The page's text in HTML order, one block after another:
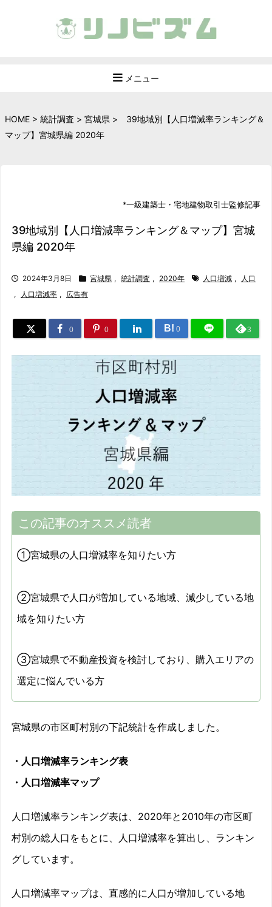
メニュー
HOME > 統計調査 > 宮城県 >
39地域別【人口増減率ランキング＆
マップ】宮城県編 2020年
*一級建築士 ・ 宅地建物取引士監修記事
39地域別【人口増減率ランキング＆マップ】宮城
県編 2020年
2024年3月8日 宮城県 , 統計調査 , 2020年 人口増減 ,
人口
,
人口増減率 , 広告有
0 0 B! 0 3
この記事のオススメ読者
①宮城県の人口増減率を知りたい方
②宮城県で人口が増加している地域、減少している地
域を知りたい方
③宮城県で不動産投資を検討しており、購入エリアの
選定に悩んでいる方
宮城県の市区町村別の下記統計を作成しました。
・人口増減率ランキング表
・人口増減率マップ
人口増減率ランキング表は、2020年と2010年の市区町
村別の総人口をもとに、人口増減率を算出し、ランキン
グしています。
人口増減率マップは、直感的に人口が増加している地